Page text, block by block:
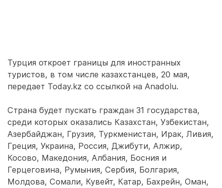
Турция откроет границы для иностранных
туристов, в том числе казахстанцев, 20 мая,
передает Today.kz со ссылкой на Anadolu.
Страна будет пускать граждан 31 государства,
среди которых оказались Казахстан, Узбекистан,
Азербайджан, Грузия, Туркменистан, Ирак, Ливия,
Греция, Украина, Россия, Джибути, Алжир,
Косово, Македония, Албания, Босния и
Герцеговина, Румыния, Сербия, Болгария,
Молдова, Сомали, Кувейт, Катар, Бахрейн, Оман,